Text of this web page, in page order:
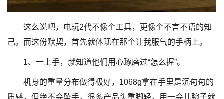
这么说吧，电玩2代不像个工具，更像个不言不语的知
己。而这份默契，首先就体现在那个让我服气的手柄上。
1、一上手，就知道他们用心琢磨过“怎么握”。
机身的重量分布做得极好，1068g拿在手里是沉甸甸的
质感，但绝不会坠手。很多产品头重脚轻，用一会儿腕子就